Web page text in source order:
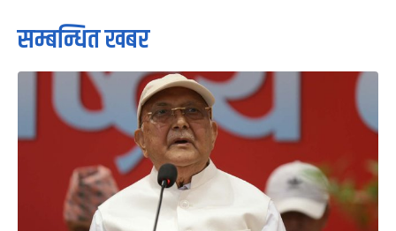
सम्बन्धित खबर